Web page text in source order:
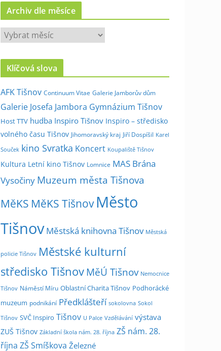
Archiv dle měsíce
A
c
v
d
l
e
m
ě
c
Klíčová slova
AFK Tišnov Continuum Vitae Galerie Jamborův dům
Galerie Josefa Jambora Gymnázium Tišnov
Host TTV hudba Inspiro Tišnov Inspiro – středisko
volného času Tišnov Jihomoravský kraj Jiří Dospíšil Karel
Souček kino Svratka Koncert Koupaliště Tišnov
Kultura Letní kino Tišnov Lomnice MAS Brána
Vysočiny Muzeum města Tišnova
MěKS MěKS Tišnov Město
Tišnov Městská knihovna Tišnov Městská
policie Tišnov Městské kulturní
středisko Tišnov MěÚ Tišnov Nemocnice
Tišnov Náměstí Míru Oblastní Charita Tišnov Podhorácké
muzeum podnikání Předklášteří sokolovna Sokol
Tišnov SVČ Inspiro Tišnov U Palce Vzdělávání výstava
ZUŠ Tišnov Základní škola nám. 28. října ZŠ nám. 28.
října ZŠ Smíškova Železné